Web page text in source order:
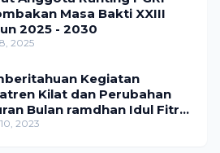
Masa Bakti XXIII
2025 - 2030
2025
Kegiatan
Kilat dan Perubahan
Bulan ramdhan Idul Fitri
H tahun 2023 SDN
2023